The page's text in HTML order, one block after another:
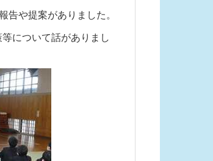
や提案がありました。
について話がありまし